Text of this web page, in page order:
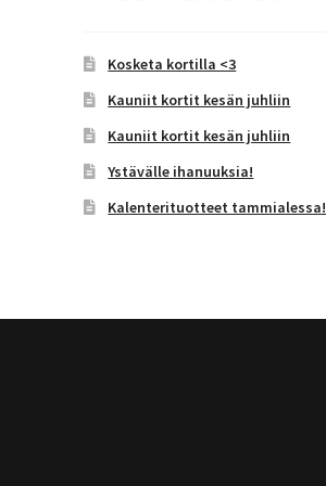
Kosketa kortilla <3
Kauniit kortit kesän juhliin
Kauniit kortit kesän juhliin
Ystävälle ihanuuksia!
Kalenterituotteet tammialessa!